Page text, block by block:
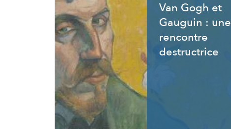
Van Gogh et
Gauguin : une
rencontre
destructrice